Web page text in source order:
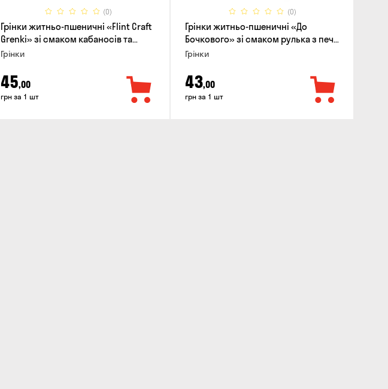
(0)
Грінки житньо-пшеничні «Flint Craft
Grenki» зі смаком кабаносів та
гірчиці, 80г
Грінки
45,00
грн за 1 шт
(0)
Грінки житньо-пшеничні «До
Бочкового» зі смаком рулька з печі,
100г
Грінки
43,00
грн за 1 шт